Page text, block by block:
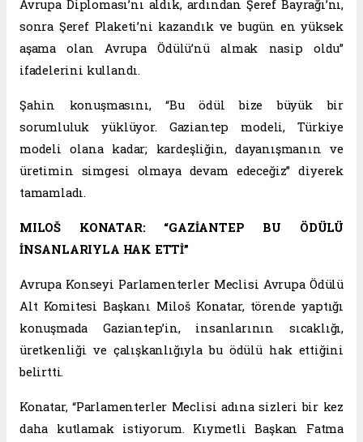
Avrupa Diploması’nı aldık, ardından Şeref Bayrağı’nı,
sonra Şeref Plaketi’ni kazandık ve bugün en yüksek
aşama olan Avrupa Ödülü’nü almak nasip oldu”
ifadelerini kullandı.
Şahin konuşmasını, “Bu ödül bize büyük bir
sorumluluk yüklüyor. Gaziantep modeli, Türkiye
modeli olana kadar; kardeşliğin, dayanışmanın ve
üretimin simgesi olmaya devam edeceğiz” diyerek
tamamladı.
MILOŠ KONATAR: “GAZİANTEP BU ÖDÜLÜ
İNSANLARIYLA HAK ETTİ”
Avrupa Konseyi Parlamenterler Meclisi Avrupa Ödülü
Alt Komitesi Başkanı Miloš Konatar, törende yaptığı
konuşmada Gaziantep’in, insanlarının sıcaklığı,
üretkenliği ve çalışkanlığıyla bu ödülü hak ettiğini
belirtti.
Konatar, “Parlamenterler Meclisi adına sizleri bir kez
daha kutlamak istiyorum. Kıymetli Başkan Fatma